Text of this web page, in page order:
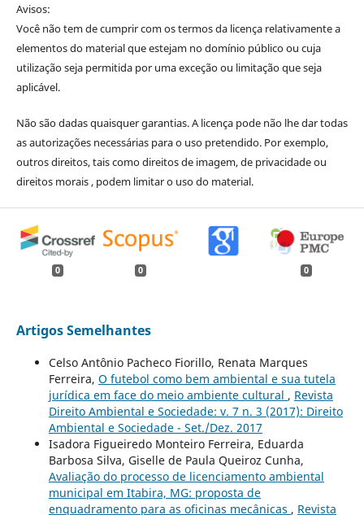
Avisos:
Você não tem de cumprir com os termos da licença relativamente a
elementos do material que estejam no domínio público ou cuja
utilização seja permitida por uma exceção ou limitação que seja
aplicável.
Não são dadas quaisquer garantias. A licença pode não lhe dar todas
as autorizações necessárias para o uso pretendido. Por exemplo,
outros direitos, tais como direitos de imagem, de privacidade ou
direitos morais , podem limitar o uso do material.
0 0 0
Artigos Semelhantes
Celso Antônio Pacheco Fiorillo, Renata Marques
Ferreira, O futebol como bem ambiental e sua tutela
jurídica em face do meio ambiente cultural , Revista
Direito Ambiental e Sociedade: v. 7 n. 3 (2017): Direito
Ambiental e Sociedade - Set./Dez. 2017
Isadora Figueiredo Monteiro Ferreira, Eduarda
Barbosa Silva, Giselle de Paula Queiroz Cunha,
Avaliação do processo de licenciamento ambiental
municipal em Itabira, MG: proposta de
enquadramento para as oficinas mecânicas , Revista